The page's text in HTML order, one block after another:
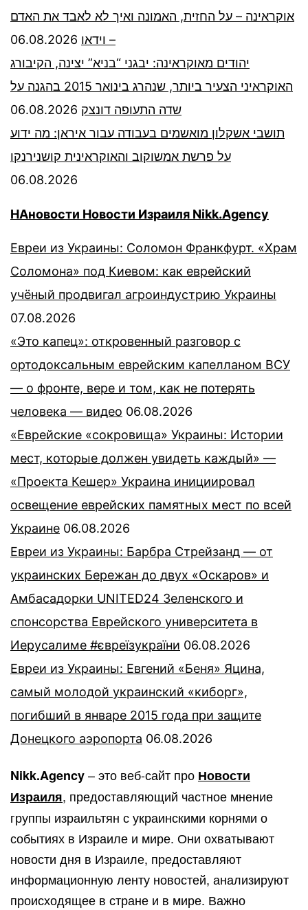
אוקראינה – על החזית, האמונה ואיך לא לאבד את האדם
– וידאו 06.08.2026
יהודים מאוקראינה: יבגני “בניא” יצינה, הקיבורג
האוקראיני הצעיר ביותר, שנהרג בינואר 2015 בהגנה על
שדה התעופה דונצק 06.08.2026
תושבי אשקלון מואשמים בעבודה עבור איראן: מה ידוע
על פרשת אמשוקוב והאוקראינית קושנירנקו
06.08.2026
НАновости Новости Израиля Nikk.Agency
Евреи из Украины: Соломон Франкфурт. «Храм
Соломона» под Киевом: как еврейский
учёный продвигал агроиндустрию Украины
07.08.2026
«Это капец»: откровенный разговор с
ортодоксальным еврейским капелланом ВСУ
— о фронте, вере и том, как не потерять
человека — видео 06.08.2026
«Еврейские «сокровища» Украины: Истории
мест, которые должен увидеть каждый» —
«Проекта Кешер» Украина инициировал
освещение еврейских памятных мест по всей
Украине 06.08.2026
Евреи из Украины: Барбра Стрейзанд — от
украинских Бережан до двух «Оскаров» и
Амбасадорки UNITED24 Зеленского и
спонсорства Еврейского университета в
Иерусалиме #євреїзукраїни 06.08.2026
Евреи из Украины: Евгений «Беня» Яцина,
самый молодой украинский «киборг»,
погибший в январе 2015 года при защите
Донецкого аэропорта 06.08.2026
Nikk.Agency– это веб-сайт про Новости
Израиля, предоставляющий частное мнение
группы израильтян с украинскими корнями о
событиях в Израиле и мире. Они охватывают
новости дня в Израиле, предоставляют
информационную ленту новостей, анализируют
происходящее в стране и в мире. Важно